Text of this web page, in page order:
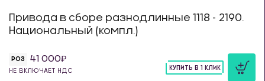
Привода в сборе разнодлинные 1118 - 2190.
Национальный (компл.)
РОЗ 41 000
НЕ ВКЛЮЧАЕТ НДС
КУПИТЬ В 1 КЛИК